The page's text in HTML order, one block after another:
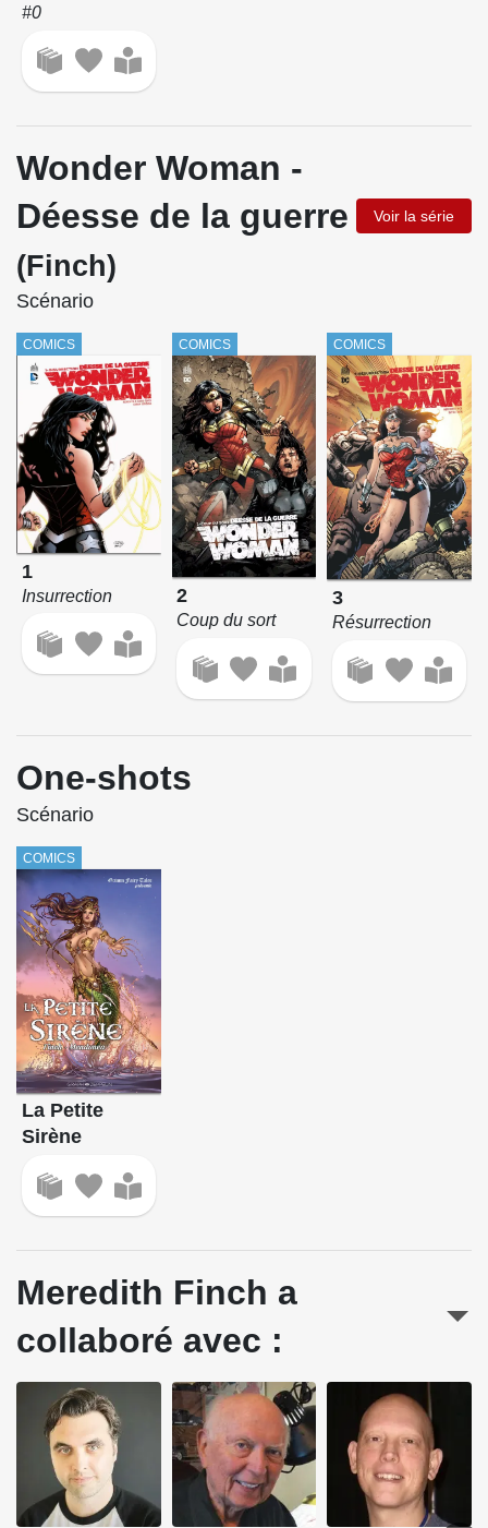
#0
Wonder Woman -
Déesse de la guerre
(Finch)
Voir la série
Scénario
COMICS
1
Insurrection
COMICS
2
Coup du sort
COMICS
3
Résurrection
One-shots
Scénario
COMICS
La Petite
Sirène
Meredith Finch a
collaboré avec :